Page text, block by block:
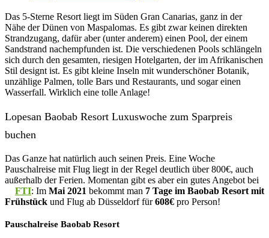
Das 5-Sterne Resort liegt im Süden Gran Canarias, ganz in der
Nähe der Dünen von Maspalomas. Es gibt zwar keinen direkten
Strandzugang, dafür aber (unter anderem) einen Pool, der einem
Sandstrand nachempfunden ist. Die verschiedenen Pools schlängeln
sich durch den gesamten, riesigen Hotelgarten, der im Afrikanischen
Stil designt ist. Es gibt kleine Inseln mit wunderschöner Botanik,
unzählige Palmen, tolle Bars und Restaurants, und sogar einen
Wasserfall. Wirklich eine tolle Anlage!
Lopesan Baobab Resort Luxuswoche zum Sparpreis
buchen
Das Ganze hat natürlich auch seinen Preis. Eine Woche
Pauschalreise mit Flug liegt in der Regel deutlich über 800€, auch
außerhalb der Ferien. Momentan gibt es aber ein gutes Angebot bei
FTI: Im Mai 2021 bekommt man 7 Tage im Baobab Resort mit
Frühstück und Flug ab Düsseldorf für608€ pro Person!
Pauschalreise Baobab Resort